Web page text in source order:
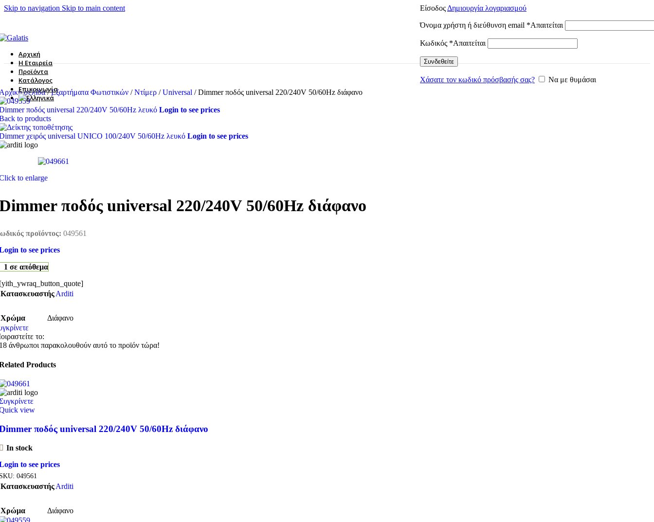
Skip to navigation Skip to main content Είσοδος Δημιουργία λογαριασμού
Όνομα χρήστη ή διεύθυνση email *Απαιτείται
Κωδικός *Απαιτείται
Συνδεθείτε
Χάσατε τον κωδικό πρόσβασής σας? Να με θυμάσαι
Αρχική
Η Εταιρεία
Προϊόντα
Κατάλογος
Επικοινωνία
σελίδα/ Εξαρτήματα Φωτιστικών / Ντίμερ / Universal / Dimmer ποδός universal 220/240V 50/60Hz διάφανο
ποδός universal 220/240V 50/60Hz λευκό Login to see prices
to products
χειρός universal UNICO 100/240V 50/60Hz λευκό Login to see prices
to enlarge
ποδός universal 220/240V 50/60Hz διάφανο
προϊόντος: 049561
to see prices
1 σε απόθεμα
ΚατασκευαστήςArditi
Χρώμα
Διάφανο
το:
άνθρωποι παρακολουθούν αυτό το προϊόν τώρα!
Products
view
ποδός universal 220/240V 50/60Hz διάφανο
In stock
to see prices
049561
ΚατασκευαστήςArditi
Χρώμα Διάφανο